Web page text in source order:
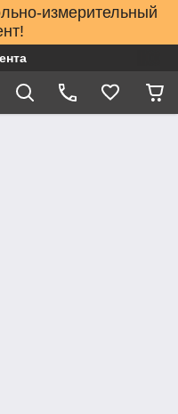
измерительный